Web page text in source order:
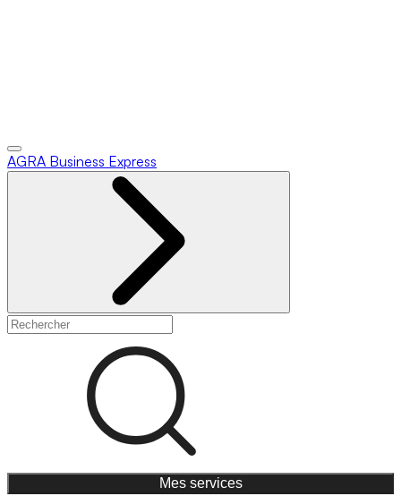
AGRA Business Express
Mes services